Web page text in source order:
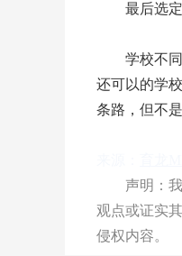
最后选定
学校不同学
还可以的学
条路，但不
声明：我
观点或证实
侵权内容。